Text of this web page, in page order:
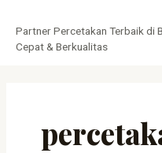
konten
Partner Percetakan Terbaik di
Cepat & Berkualitas